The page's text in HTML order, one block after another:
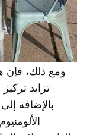
ومع ذلك، فإن
تزايد
بالإضافة